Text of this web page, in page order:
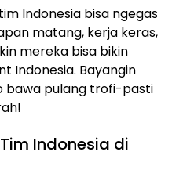
Indonesia bisa ngegas
matang, kerja keras,
mereka bisa bikin
Indonesia. Bayangin
bawa pulang trofi-pasti
Indonesia di